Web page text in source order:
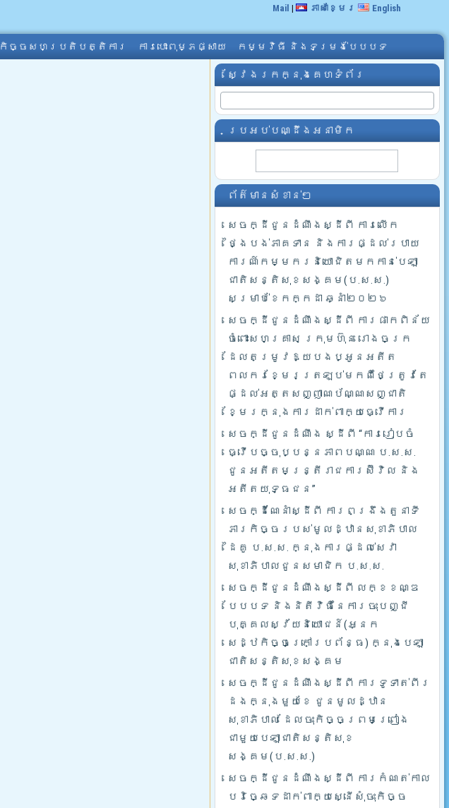
Mail | ភាសាខ្មែរ English
កិច្ចសហប្រតិបត្តិការ ការបោះពុម្ភផ្សាយ កម្មវិធី និងទម្រង់បែបបទ
ស្វែងរកក្នុងគេហទំព័រ
ប្រអប់បណ្ដឹងអនាមិក
ព័ត៌មានសំខាន់ៗ
សេចក្ដីជូនដំណឹងស្ដីពី ការលើក
ថ្ងៃបង់ភាគទាន និងការផ្ដល់របាយ
ការណ៍កម្មករនិយោជិតមកកាន់បេឡា
ជាតិសន្តិសុខសង្គម(ប.ស.ស.)
សម្រាប់ខែកក្កដា ឆ្នាំ២០២៦
សេចក្ដីជូនដំណឹងស្ដីពី ការផាកពិន័យ
ចំពោះសហគ្រាស ក្រុមហ៊ុន រោងចក្រ
ដែលតម្រូវឱ្យបងប្អូនអតីត
ពលករខ្មែរត្រឡប់មកពីថៃត្រូវតែ
ផ្ដល់អត្តសញ្ញាណប័ណ្ណសញ្ជាតិ
ខ្មែរក្នុងការដាក់ពាក្យធ្វើការ
សេចក្ដីជូនដំណឹង ស្ដីពី “ការរៀបចំ
ធ្វើបច្ចុប្បន្នភាពបណ្ណ ប.ស.ស.
ជូនអតីតមន្ត្រីរាជការស៊ីវិល និង
អតីតយុទ្ធជន”
សេចក្ដីណែនាំស្ដីពី ការពង្រឹងតួនាទី
ភារកិច្ចរបស់មូលដ្ឋានសុខាភិបាល
ដៃគូ ប.­ស.ស. ក្នុងការផ្ដល់សេវា
សុខាភិបាលជូនសមាជិក ប.ស.ស.
សេចក្ដីជូនដំណឹងស្ដីពី លក្ខខណ្ឌ
បែបបទ និងនិតីវិធីនៃការចុះបញ្ជី
បុគ្គលស្វ័យនិយោជន៍(អ្នក
សេដ្ឋកិច្ចក្រៅប្រព័ន្ធ) ក្នុងបេឡា
ជាតិសន្តិសុខសង្គម
សេចក្ដីជូនដំណឹងស្ដីពី ការទូទាត់ពីរ
ដងក្នុងមួយខែ ជូនមូលដ្ឋាន
សុខាភិបាល ដែលចុះកិច្ចព្រមព្រៀង
ជាមួយបេឡាជាតិសន្តិសុខ
សង្គម(ប.ស.ស.)
សេចក្ដីជូនដំណឹងស្ដីពី ការកំណត់កាល
បរិច្ឆេទដាក់ពាក្យស្នើសុំចុះកិច្ច